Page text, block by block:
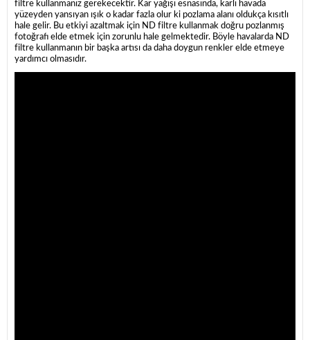
filtre kullanmanız gerekecektir. Kar yağışı esnasında, karlı havada
yüzeyden yansıyan ışık o kadar fazla olur ki pozlama alanı oldukça kısıtlı
hale gelir. Bu etkiyi azaltmak için ND filtre kullanmak doğru pozlanmış
fotoğrafı elde etmek için zorunlu hale gelmektedir. Böyle havalarda ND
filtre kullanmanın bir başka artısı da daha doygun renkler elde etmeye
yardımcı olmasıdır.